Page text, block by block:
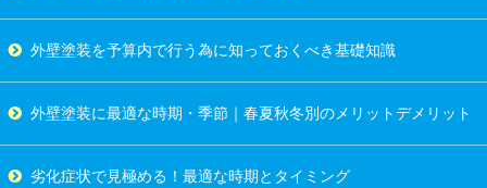
外壁塗装を予算内で行う為に知っておくべき基礎知識
外壁塗装に最適な時期・季節｜春夏秋冬別のメリットデメリット
劣化症状で見極める！最適な時期とタイミング